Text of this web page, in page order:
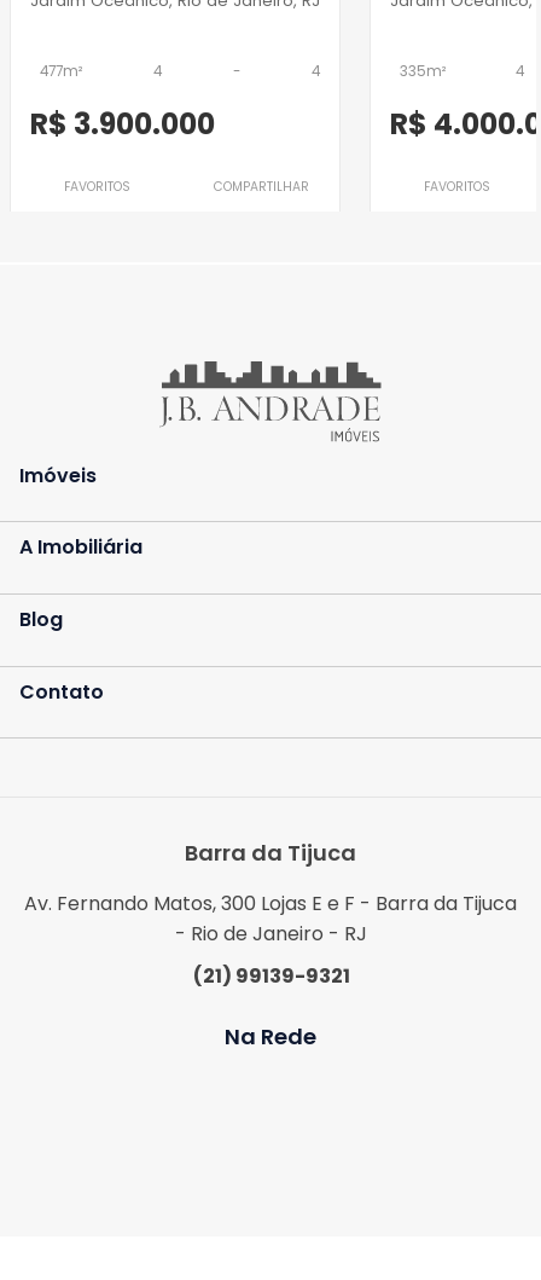
477m² 4 - 4
R$ 3.900.000
FAVORITOS COMPARTILHAR
335m² 4
R$
FAVORITOS
Imóveis
A Imobiliária
Blog
Contato
Barra da Tijuca
Av. Fernando Matos, 300 Lojas E e F - Barra da Tijuca
- Rio de Janeiro - RJ
(21) 99139-9321
Na Rede